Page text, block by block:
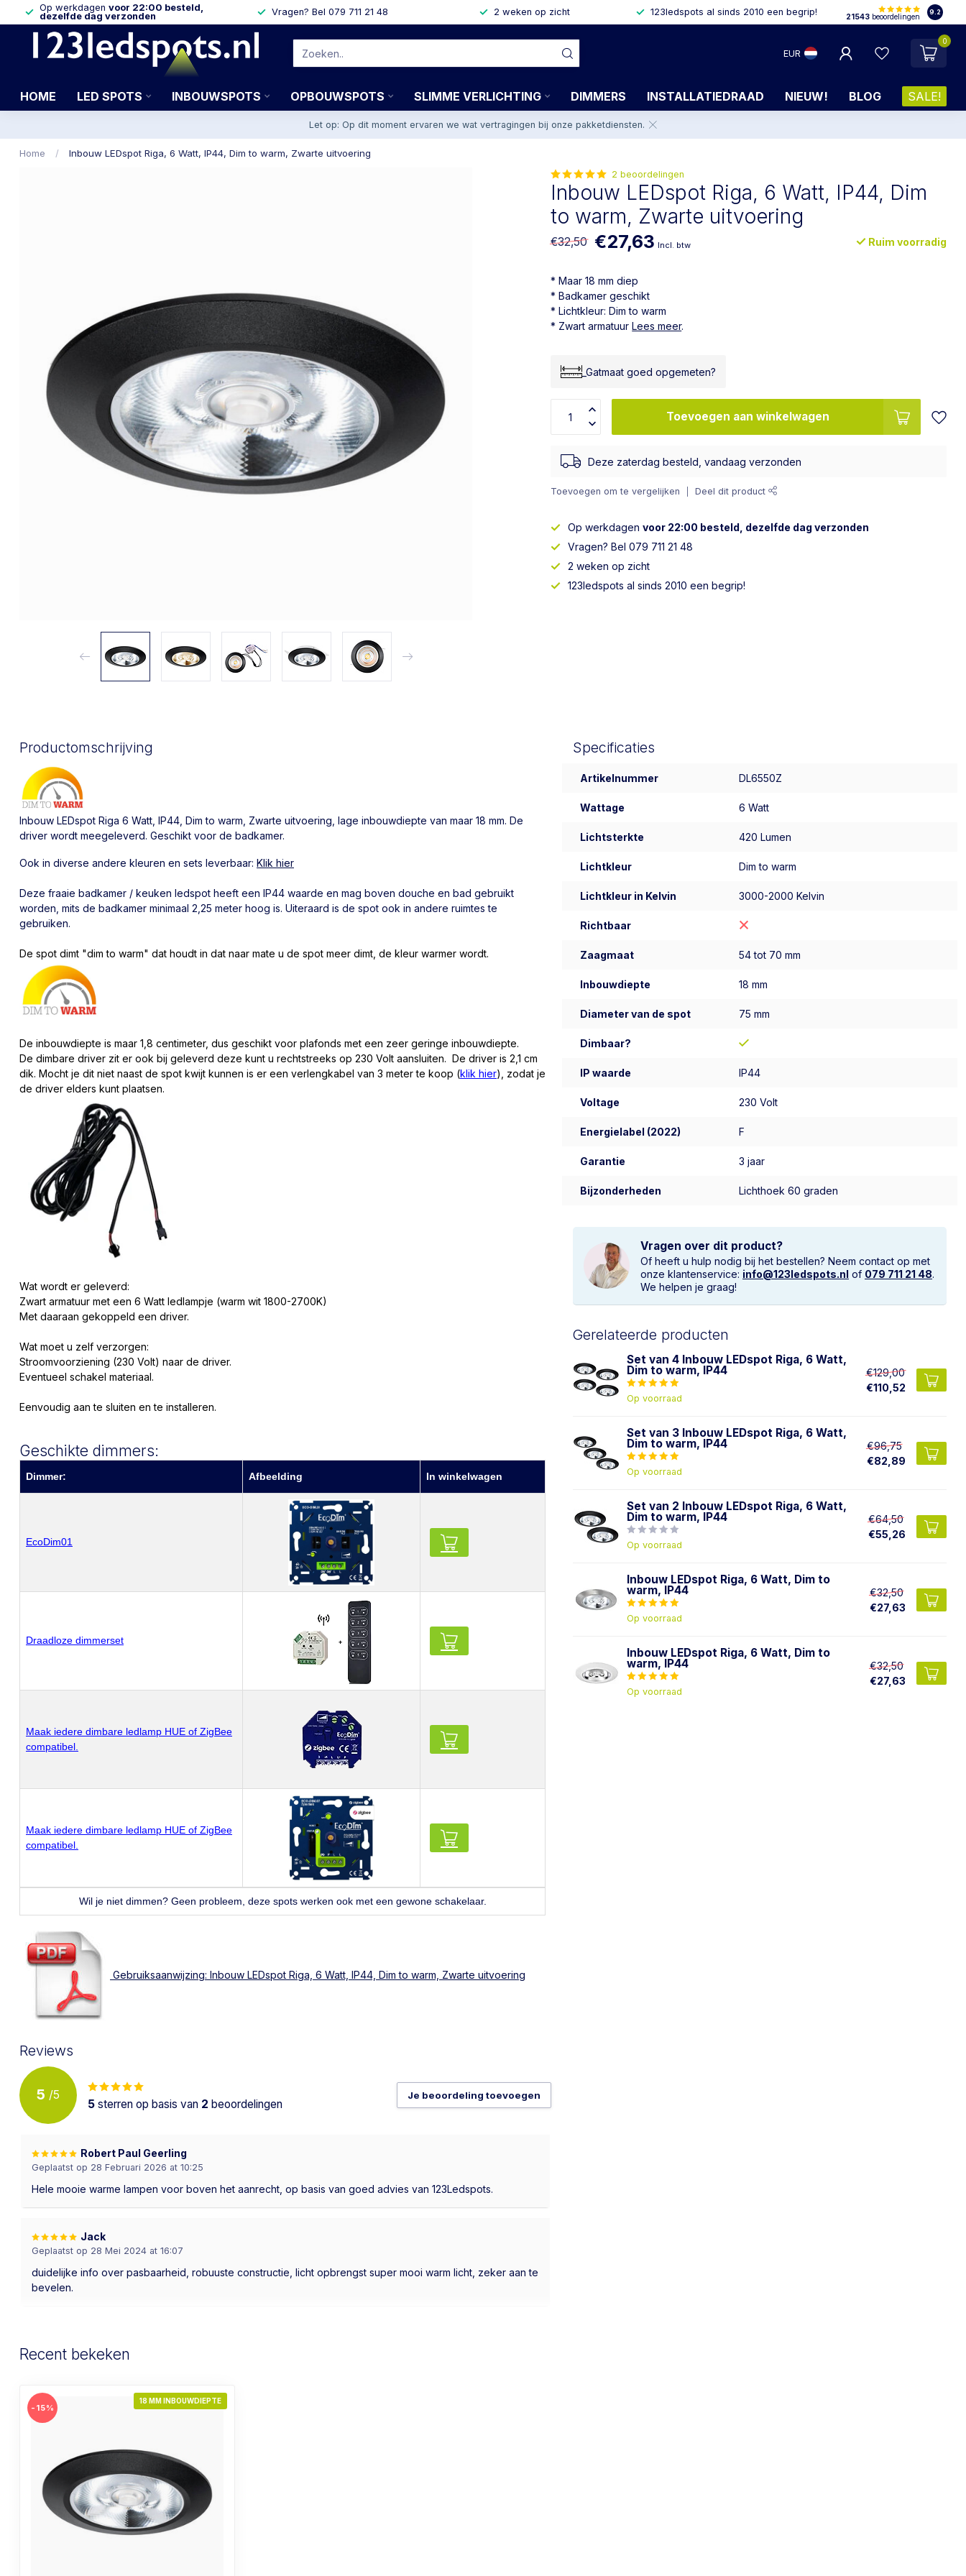
Op werkdagen voor 22:00 besteld,
dezelfde dag verzonden
Vragen? Bel 079 711 21 48 2 weken op zicht 123ledspots al sinds 2010 een begrip! 21543 beoordelingen
9.2
EUR
0
HOME LED SPOTS INBOUWSPOTS OPBOUWSPOTS SLIMME VERLICHTING DIMMERS INSTALLATIEDRAAD NIEUW! BLOG SALE!
Let op: Op dit moment ervaren we wat vertragingen bij onze pakketdiensten.
Home / Inbouw LEDspot Riga, 6 Watt, IP44, Dim to warm, Zwarte uitvoering
2 beoordelingen
Inbouw LEDspot Riga, 6 Watt, IP44, Dim
to warm, Zwarte uitvoering
€32,50 €27,63 Incl. btw Ruim voorradig
* Maar 18 mm diep
* Badkamer geschikt
* Lichtkleur: Dim to warm
* Zwart armatuurLees meer.
_Gatmaat goed opgemeten?
Toevoegen aan winkelwagen
Deze zaterdag besteld, vandaag verzonden
Toevoegen om te vergelijken Deel dit product
Op werkdagenvoor 22:00 besteld, dezelfde dag verzonden
Vragen? Bel 079 711 21 48
2 weken op zicht
123ledspots al sinds 2010 een begrip!
Productomschrijving
Inbouw LEDspot Riga 6 Watt, IP44, Dim to warm, Zwarte uitvoering, lage inbouwdiepte van maar 18 mm. De
driver wordt meegeleverd. Geschikt voor de badkamer.
Ook in diverse andere kleuren en sets leverbaar: Klik hier
Deze fraaie badkamer / keuken ledspot heeft een IP44 waarde en mag boven douche en bad gebruikt
worden, mits de badkamer minimaal 2,25 meter hoog is. Uiteraard is de spot ook in andere ruimtes te
gebruiken.
De spot dimt "dim to warm" dat houdt in dat naar mate u de spot meer dimt, de kleur warmer wordt.
De inbouwdiepte is maar 1,8 centimeter, dus geschikt voor plafonds met een zeer geringe inbouwdiepte.
De dimbare driver zit er ook bij geleverd deze kunt u rechtstreeks op 230 Volt aansluiten. De driver is 2,1 cm
dik. Mocht je dit niet naast de spot kwijt kunnen is er een verlengkabel van 3 meter te koop (klik hier), zodat je
de driver elders kunt plaatsen.
Wat wordt er geleverd:
Zwart armatuur met een 6 Watt ledlampje (warm wit 1800-2700K)
Met daaraan gekoppeld een driver.
Wat moet u zelf verzorgen:
Stroomvoorziening (230 Volt) naar de driver.
Eventueel schakel materiaal.
Eenvoudig aan te sluiten en te installeren.
Geschikte dimmers:
Dimmer: Afbeelding In winkelwagen
EcoDim01
Draadloze dimmerset
Maak iedere dimbare ledlamp HUE of ZigBee
compatibel.
Maak iedere dimbare ledlamp HUE of ZigBee
compatibel.
Wil je niet dimmen? Geen probleem, deze spots werken ook met een gewone schakelaar.
Gebruiksaanwijzing: Inbouw LEDspot Riga, 6 Watt, IP44, Dim to warm, Zwarte uitvoering
Reviews
5 /5
5 sterren op basis van 2 beoordelingen
Je beoordeling toevoegen
Robert Paul Geerling
Geplaatst op 28 Februari 2026 at 10:25
Hele mooie warme lampen voor boven het aanrecht, op basis van goed advies van 123Ledspots.
Jack
Geplaatst op 28 Mei 2024 at 16:07
duidelijke info over pasbaarheid, robuuste constructie, licht opbrengst super mooi warm licht, zeker aan te
bevelen.
Specificaties
Artikelnummer DL6550Z
Wattage 6 Watt
Lichtsterkte 420 Lumen
Lichtkleur Dim to warm
Lichtkleur in Kelvin 3000-2000 Kelvin
Richtbaar
Zaagmaat 54 tot 70 mm
Inbouwdiepte 18 mm
Diameter van de spot 75 mm
Dimbaar?
IP waarde IP44
Voltage 230 Volt
Energielabel (2022) F
Garantie 3 jaar
Bijzonderheden Lichthoek 60 graden
Vragen over dit product?
Of heeft u hulp nodig bij het bestellen? Neem contact op met
onze klantenservice: info@123ledspots.nl of 079 711 21 48.
We helpen je graag!
Gerelateerde producten
Set van 4 Inbouw LEDspot Riga, 6 Watt,
Dim to warm, IP44
Op voorraad
€129,00
€110,52
Set van 3 Inbouw LEDspot Riga, 6 Watt,
Dim to warm, IP44
Op voorraad
€96,75
€82,89
Set van 2 Inbouw LEDspot Riga, 6 Watt,
Dim to warm, IP44
Op voorraad
€64,50
€55,26
Inbouw LEDspot Riga, 6 Watt, Dim to
warm, IP44
Op voorraad
€32,50
€27,63
Inbouw LEDspot Riga, 6 Watt, Dim to
warm, IP44
Op voorraad
€32,50
€27,63
Recent bekeken
18 MM INBOUWDIEPTE
-15%